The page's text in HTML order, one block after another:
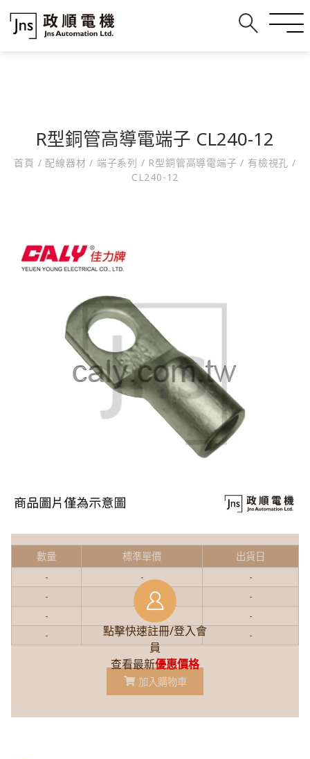
R型銅管高導電端子 CL240-12
首頁 / 配線器材/ 端子系列 / R型銅管高導電端子/ 有檢視孔/
CL240-12
點擊快速註冊/登入會
員
查看最新優惠價格
數量 標準單價
出貨日
-
-
-
-
-
-
-
-
-
- -
加入購物車